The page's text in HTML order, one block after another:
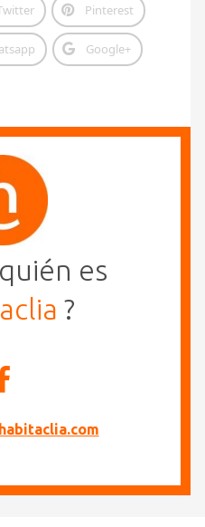
Pinterest
Google+
es
?